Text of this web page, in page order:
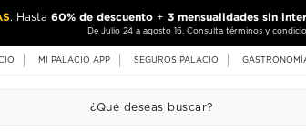
. Hasta 60% de descuento + 3 mensualidades sin
De Julio 24 a agosto 16. Consulta términos y
MI PALACIO APP SEGUROS PALACIO